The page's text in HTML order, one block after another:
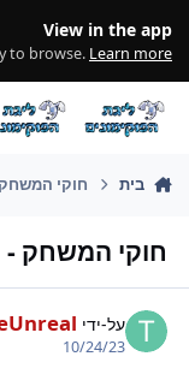
View in the app
to browse. Learn more
בית חוקי
חוקי המשחק -
על-ידי
10/24/23